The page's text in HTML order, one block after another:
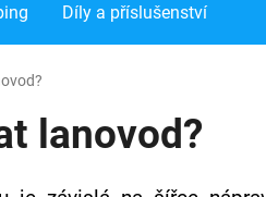
Díly a příslušenství
lanovod?